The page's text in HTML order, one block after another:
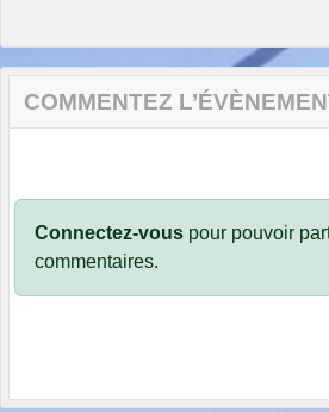
COMMENTEZ
Connectez-vous pour pouvoir
commentaires.